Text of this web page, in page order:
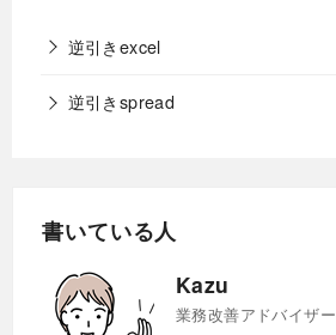
逆引きexcel
逆引きspread
書いている人
Kazu
業務改善アドバイザー